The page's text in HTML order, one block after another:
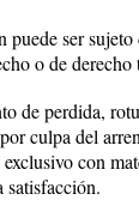
puede ser
o de derecho
de perdida,
culpa del
con
satisfacción.